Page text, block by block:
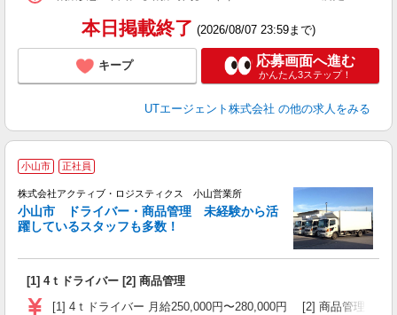
本日掲載終了 (2026/08/07 23:59まで)
キープ 応募画面へ進む
かんたん3ステップ！
UTエージェント株式会社 の他の求人をみる
小山市 正社員
株式会社アクティブ・ロジスティクス 小山営業所
小山市 ドライバー・商品管理 未経験から活
躍しているスタッフも多数！
[1] 4ｔドライバー [2] 商品管理
[1] 4ｔドライバー 月給250,000円〜280,000円 [2] 商品管理 月